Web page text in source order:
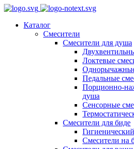
Каталог
Смесители
Смесители для душа
Локтевые
Педальные
Порционно-
душа
Сенсорные
Смесители для биде
Смесители на